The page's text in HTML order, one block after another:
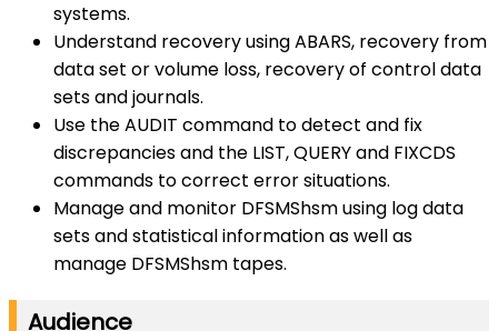
systems.
Understand recovery using ABARS, recovery from
data set or volume loss, recovery of control data
sets and journals.
Use the AUDIT command to detect and fix
discrepancies and the LIST, QUERY and FIXCDS
commands to correct error situations.
Manage and monitor DFSMShsm using log data
sets and statistical information as well as
manage DFSMShsm tapes.
Audience